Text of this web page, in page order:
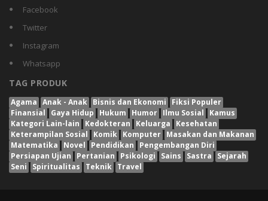
Facebook
Twitter
Instagram
Whatsapp
TAG PRODUK
Agama Anak - Anak Bisnis dan Ekonomi
Fiksi Populer
Finansial
Gaya Hidup Hukum Humor Ilmu Sosial
Kamus
Kategori Lain-lain
Kedokteran Keluarga
Kesehatan
Keterampilan Sosial
Komik Komputer Masakan dan Makanan
Matematika
Novel Pendidikan
Pengembangan Diri
Persiapan Ujian
Pertanian Psikologi Sains Sastra
Sejarah
Seni
Spiritualitas Teknik Travel